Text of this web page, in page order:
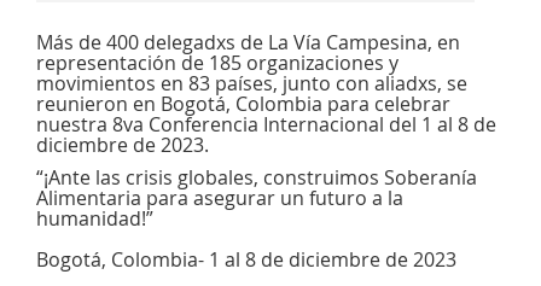
Más de 400 delegadxs de La Vía Campesina, en
representación de 185 organizaciones y
movimientos en 83 países, junto con aliadxs, se
reunieron en Bogotá, Colombia para celebrar
nuestra 8va Conferencia Internacional del 1 al 8 de
diciembre de 2023.
“¡Ante las crisis globales, construimos Soberanía
Alimentaria para asegurar un futuro a la
humanidad!”
Bogotá, Colombia- 1 al 8 de diciembre de 2023